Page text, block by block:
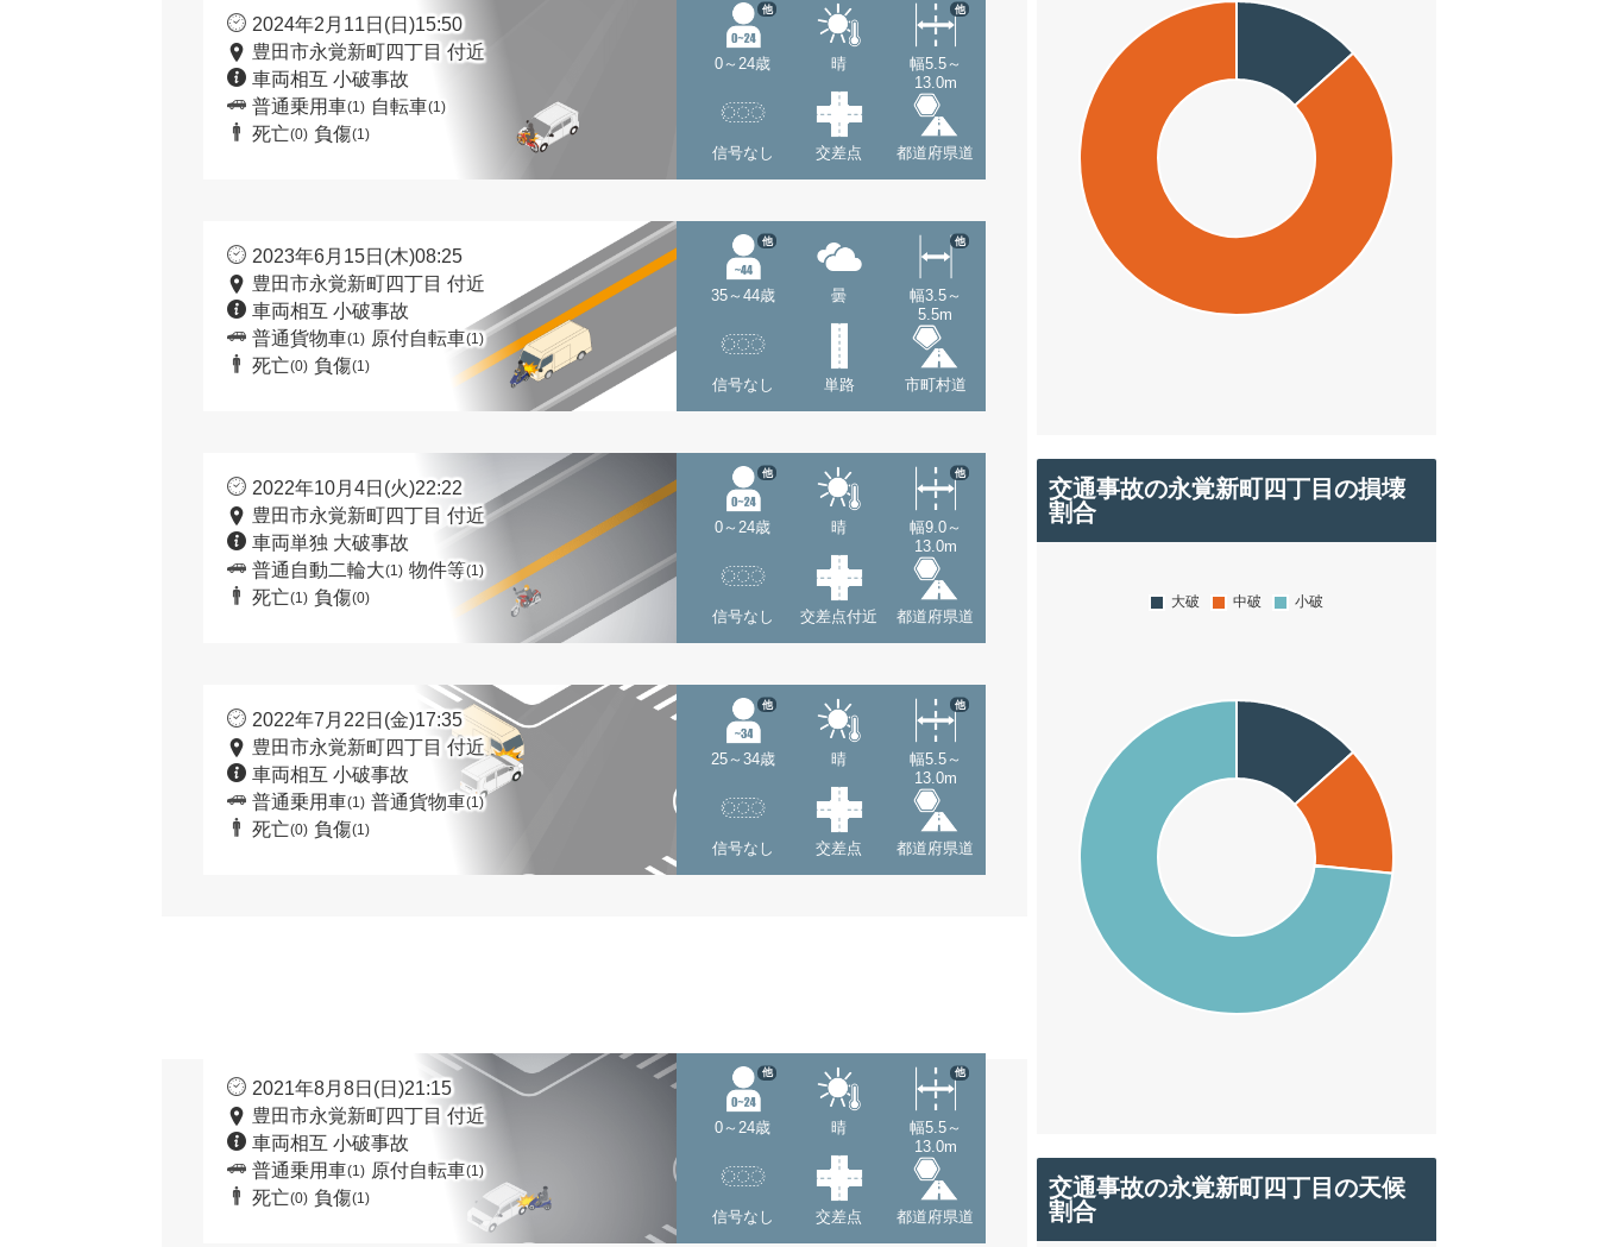
2024年2月11日(日)15:50
豊田市永覚新町四丁目 付近
車両相互 小破事故
普通乗用車(1) 自転車(1)
死亡(0) 負傷(1)
0～24歳
他
晴
幅5.5～
13.0m
他
信号なし 交差点 都道府県道
2023年6月15日(木)08:25
豊田市永覚新町四丁目 付近
車両相互 小破事故
普通貨物車(1) 原付自転車(1)
死亡(0) 負傷(1)
35～44歳
他
曇
幅3.5～
5.5m
他
信号なし 単路 市町村道
2022年10月4日(火)22:22
豊田市永覚新町四丁目 付近
車両単独 大破事故
普通自動二輪大(1) 物件等(1)
死亡(1) 負傷(0)
0～24歳
他
晴
幅9.0～
13.0m
他
信号なし 交差点付近 都道府県道
2022年7月22日(金)17:35
豊田市永覚新町四丁目 付近
車両相互 小破事故
普通乗用車(1) 普通貨物車(1)
死亡(0) 負傷(1)
25～34歳
他
晴
幅5.5～
13.0m
他
信号なし 交差点 都道府県道
2021年8月8日(日)21:15
豊田市永覚新町四丁目 付近
車両相互 小破事故
普通乗用車(1) 原付自転車(1)
死亡(0) 負傷(1)
0～24歳
他
晴
幅5.5～
13.0m
他
信号なし 交差点 都道府県道
交通事故の永覚新町四丁目の損壊
割合
交通事故の永覚新町四丁目の天候
割合